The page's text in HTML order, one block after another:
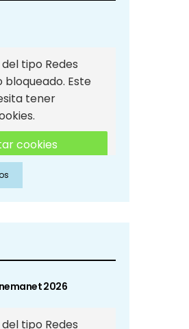
tipo Redes
bloqueado. Este
tener
cookies
de Redes
2026
tipo Redes